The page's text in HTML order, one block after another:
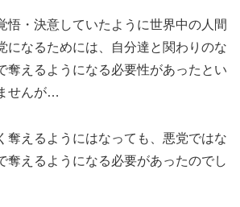
悟・決意していたように世界中の人間
になるためには、自分達と関わりのな
奪えるようになる必要性があったとい
せんが…
奪えるようにはなっても、悪党ではな
奪えるようになる必要があったのでし